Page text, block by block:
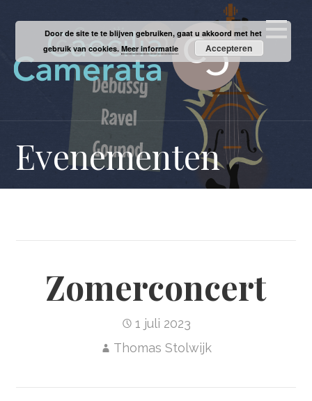
naar
inhoud
Evenementen
Zomerconcert
1 juli 2023
Thomas Stolwijk
Door de site te te blijven gebruiken, gaat u akkoord met het
gebruik van cookies. Meer informatie Accepteren